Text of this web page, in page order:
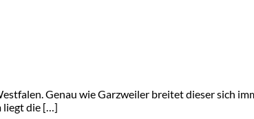
Genau wie Garzweiler breitet dieser sich
liegt die […]